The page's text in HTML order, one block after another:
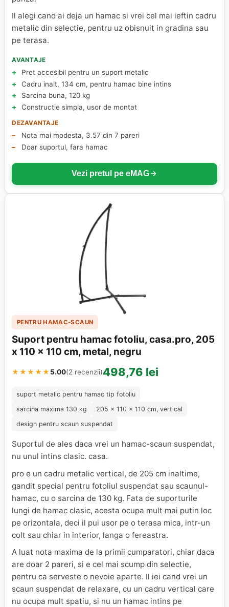
Il alegi cand ai deja un hamac si vrei cel mai ieftin cadru
metalic din selectie, pentru uz obisnuit in gradina sau
pe terasa.
AVANTAJE
Pret accesibil pentru un suport metalic
Cadru inalt, 134 cm, pentru hamac bine intins
Sarcina buna, 120 kg
Constructie simpla, usor de montat
DEZAVANTAJE
Nota mai modesta, 3.57 din 7 pareri
Doar suportul, fara hamac
Vezi pretul pe eMAG
PENTRU HAMAC-SCAUN
Suport pentru hamac fotoliu, casa.pro, 205
x 110 x 110 cm, metal, negru
★★★★★5.00(2 recenzii)498,76 lei
suport metalic pentru hamac tip fotoliu
sarcina maxima 130 kg
205 x 110 x 110 cm, vertical
design pentru scaun suspendat
Suportul de ales daca vrei un hamac-scaun suspendat,
nu unul intins clasic. casa.
pro e un cadru metalic vertical, de 205 cm inaltime,
gandit special pentru fotoliul suspendat sau scaunul-
hamac, cu o sarcina de 130 kg. Fata de suporturile
lungi de hamac clasic, acesta ocupa mult mai putin loc
pe orizontala, deci il pui usor pe o terasa mica, intr-un
colt sau chiar in interior, langa o fereastra.
A luat nota maxima de la primii cumparatori, chiar daca
are doar 2 pareri, si e cel mai scump din selectie,
pentru ca serveste o nevoie aparte. Il iei cand vrei un
scaun suspendat de relaxare, cu un cadru vertical care
nu ocupa mult spatiu, si nu un hamac intins pe